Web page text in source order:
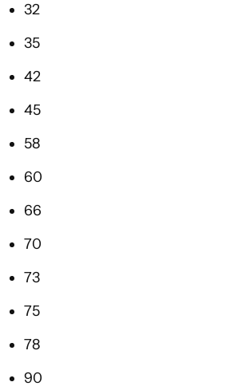
32
35
42
45
58
60
66
70
73
75
78
90